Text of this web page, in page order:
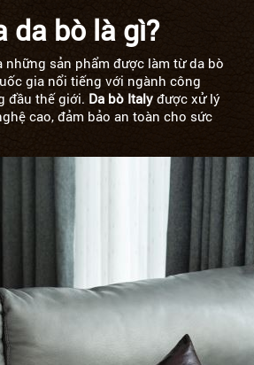
da bò là gì?
những sản phẩm được làm từ da bò
gia nổi tiếng với ngành công
đầu thế giới. Da bò Italy được xử lý
cao, đảm bảo an toàn cho sức